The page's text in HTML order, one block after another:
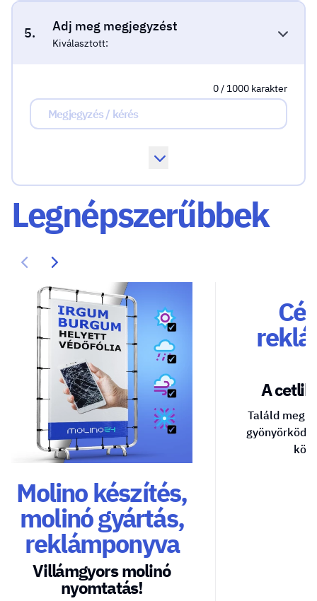
5. Adj meg megjegyzést
Kiválasztott:
0 / 1000 karakter
Legnépszerűbbek
Molino készítés,
molinó gyártás,
reklámponyva
Villámgyors molinó
nyomtatás!
A
Találd meg